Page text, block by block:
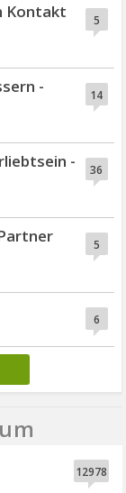
5
Kontakt
14
-
36
-
5
6
12978